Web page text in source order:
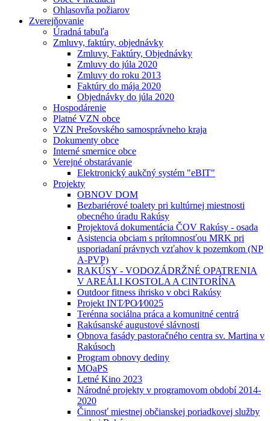
Ohlasovňa požiarov
Zverejňovanie
Úradná tabuľa
Zmluvy, faktúry, objednávky
Zmluvy, Faktúry, Objednávky
Zmluvy do júla 2020
Zmluvy do roku 2013
Faktúry do mája 2020
Objednávky do júla 2020
Hospodárenie
Platné VZN obce
VZN Prešovského samosprávneho kraja
Dokumenty obce
Interné smernice obce
Verejné obstarávanie
Elektronický aukčný systém "eBIT"
Projekty
OBNOV DOM
Bezbariérové toalety pri kultúrnej miestnosti
obecného úradu Rakúsy
Projektová dokumentácia ČOV Rakúsy - osada
Asistencia obciam s prítomnosťou MRK pri
usporiadaní právnych vzťahov k pozemkom (NP
A-PVP)
RAKÚSY - VODOZÁDRŽNÉ OPATRENIA
V AREÁLI KOSTOLA A CINTORÍNA
Outdoor fitness ihrisko v obci Rakúsy
Projekt INT⁄PO⁄I⁄0025
Terénna sociálna práca a komunitné centrá
Rakúsanské augustové slávnosti
Obnova fasády pastoračného centra sv. Martina v
Rakúsoch
Program obnovy dediny
MOaPS
Letné Kino 2023
Národné projekty v programovom období 2014-
2020
Činnosť miestnej občianskej poriadkovej služby